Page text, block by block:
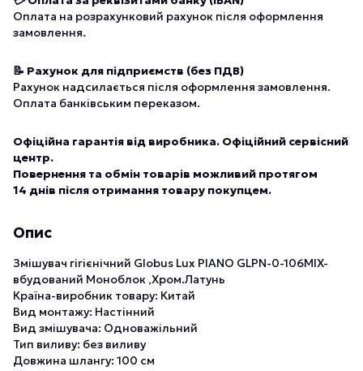
Оплата на розрахунковий рахунок після оформлення
замовлення.
📝 Рахунок для підприємств (без ПДВ)
Рахунок надсилається після оформлення замовлення.
Оплата банківським переказом.
Офіційна гарантія від виробника. Офіційний сервісний
центр.
Повернення та обмін товарів можливий протягом
14 днів після отримання товару покупцем.
Опис
Змішувач гігієнічний Globus Lux PIANO GLPN-0-106MIX-
вбудований Моноблок ,Хром.Латунь
Країна-виробник товару: Китай
Вид монтажу: Настінний
Вид змішувача: Одноважільний
Тип виливу: без виливу
Довжина шлангу: 100 см